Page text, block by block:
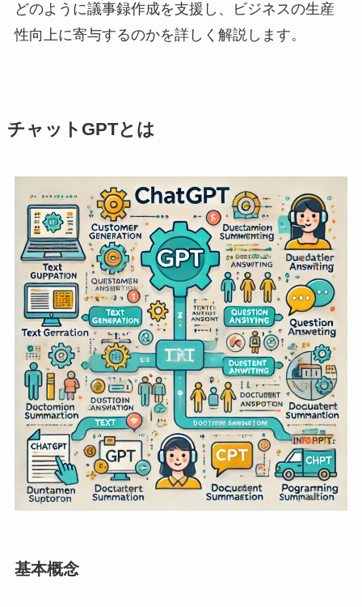
どのように議事録作成を支援し、ビジネスの生産
性向上に寄与するのかを詳しく解説します。
チャットGPTとは
基本概念